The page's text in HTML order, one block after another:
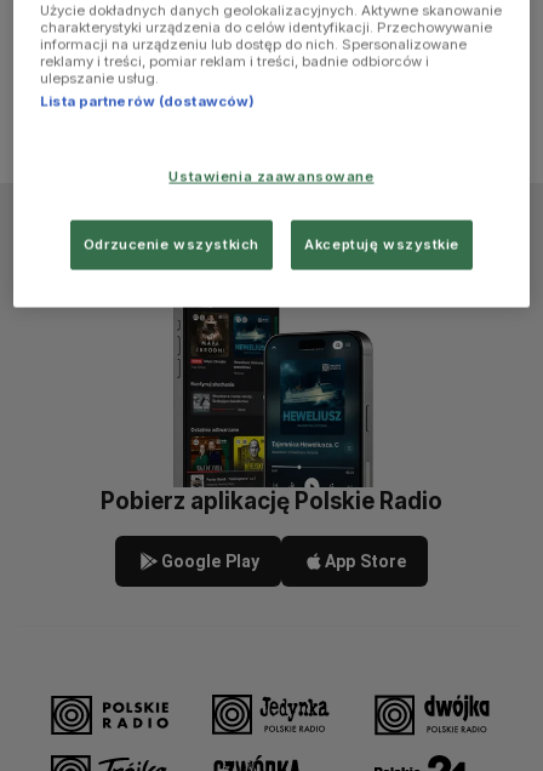
more
information)
Pobierz aplikację Polskie Radio
Google Play App Store
Użycie dokładnych danych geolokalizacyjnych. Aktywne skanowanie
charakterystyki urządzenia do celów identyfikacji. Przechowywanie
informacji na urządzeniu lub dostęp do nich. Spersonalizowane
reklamy i treści, pomiar reklam i treści, badnie odbiorców i
ulepszanie usług.
Lista partnerów (dostawców)
Ustawienia zaawansowane
Odrzucenie wszystkich Akceptuję wszystkie